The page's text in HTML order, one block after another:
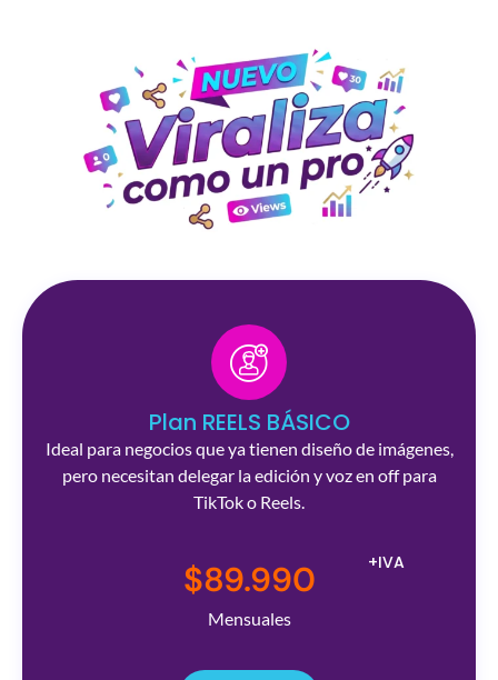
Plan REELS BÁSICO
Ideal para negocios que ya tienen diseño de imágenes,
pero necesitan delegar la edición y voz en off para
TikTok o Reels.
+IVA
$89.990
Mensuales